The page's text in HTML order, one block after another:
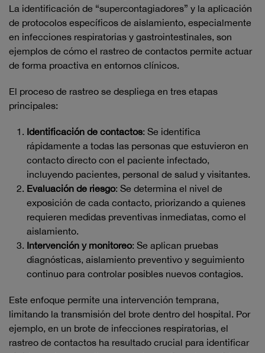
La identificación de “supercontagiadores” y la aplicación
de protocolos específicos de aislamiento, especialmente
en infecciones respiratorias y gastrointestinales, son
ejemplos de cómo el rastreo de contactos permite actuar
de forma proactiva en entornos clínicos.
El proceso de rastreo se despliega en tres etapas
principales:
Identificación de contactos: Se identifica
rápidamente a todas las personas que estuvieron en
contacto directo con el paciente infectado,
incluyendo pacientes, personal de salud y visitantes.
Evaluación de riesgo: Se determina el nivel de
exposición de cada contacto, priorizando a quienes
requieren medidas preventivas inmediatas, como el
aislamiento.
Intervención y monitoreo: Se aplican pruebas
diagnósticas, aislamiento preventivo y seguimiento
continuo para controlar posibles nuevos contagios.
Este enfoque permite una intervención temprana,
limitando la transmisión del brote dentro del hospital. Por
ejemplo, en un brote de infecciones respiratorias, el
rastreo de contactos ha resultado crucial para identificar